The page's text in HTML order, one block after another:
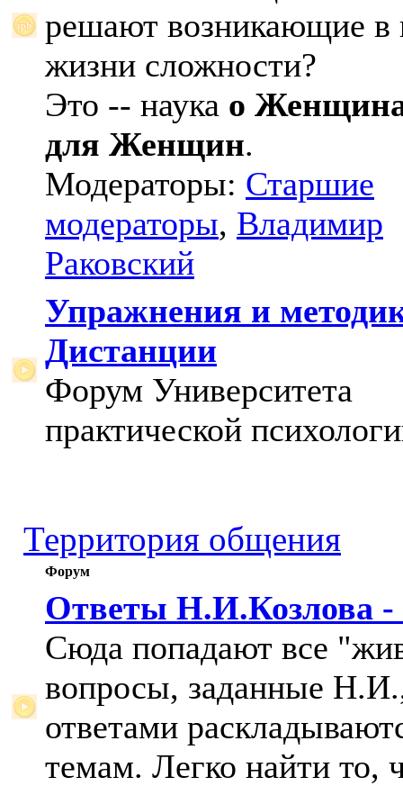
решают возникающие в
жизни сложности?
Это -- наука о
для Женщин.
Модераторы: Старшие
модераторы, Владимир
Раковский
Упражнения и
Дистанции
Форум Университета
практической
Территория общения
Форум
Ответы Н.И.Козлова -
Сюда попадают все
вопросы, заданные
ответами
темам. Легко найти то,